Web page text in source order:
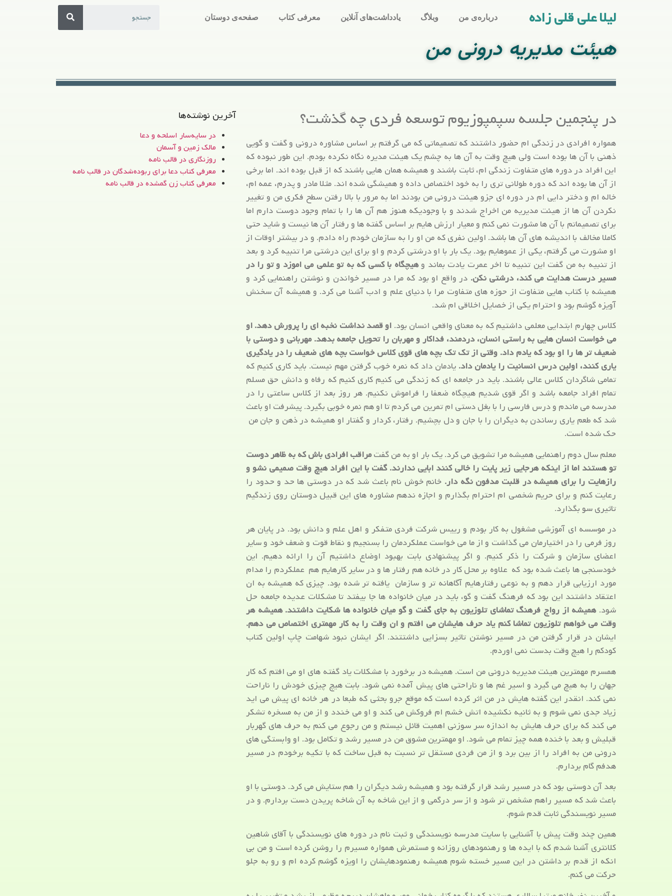
لیلا علی قلی زاده درباره‌ی من وبلاگ یادداشت‌های آنلاین معرفی کتاب صفحه‌ی دوستان
هیئت مدیریه درونی من
در پنجمین جلسه سپمپوزیوم توسعه فردی چه گذشت؟
همواره افرادی در زندگی ام حضور داشتند که تصمیماتی که می گرفتم بر اساس مشاوره درونی و گفت و گویی
ذهنی با آن ها بوده است ولی هیچ وقت به آن ها به چشم یک هیئت مدیره نگاه نکرده بودم. این طور نبوده که
این افراد در دوره های متفاوت زندگی ام، ثابت باشند و همیشه همان هایی باشند که از قبل بوده اند. اما برخی
از آن ها بوده اند که دوره طولانی تری را به خود اختصاص داده و همیشگی شده اند. مثلا مادر و پدرم، عمه ام،
خاله ام و دختر دایی ام در دوره ای جزو هیئت درونی من بودند اما به مرور با بالا رفتن سطح فکری من و تغییر
نکردن آن ها از هیئت مدیریه من اخراج شدند و با وجودیکه هنوز هم آن ها را با تمام وجود دوست دارم اما
برای تصمیماتم با آن ها مشورت نمی کنم و معیار ارزش هایم بر اساس گفته ها و رفتار آن ها نیست و شاید حتی
کاملا مخالف با اندیشه های آن ها باشد. اولین نفری که من او را به سازمان خودم راه دادم. و در بیشتر اوقات از
او مشورت می گرفتم، یکی از عموهایم بود. یک بار با او درشتی کردم و او برای این درشتی مرا تنبیه کرد و بعد
از تنبیه به من گفت این تنبیه تا اخر عمرت یادت بماند وهیچگاه با کسی که به تو علمی می اموزد و تو را در
مسیر درست هدایت می کند، درشتی نکن. در واقع او بود که مرا در مسیر خواندن و نوشتن راهنمایی کرد و
همیشه با کتاب هایی متفاوت از حوزه های متفاوت مرا با دنیای علم و ادب آشنا می کرد. و همیشه آن سخنش
آویزه گوشم بود و احترام یکی از خصایل اخلاقی ام شد.
کلاس چهارم ابتدایی معلمی داشتیم که به معنای واقعی انسان بود. او قصد نداشت نخبه ای را پرورش دهد. او
می خواست انسان هایی به راستی انسان، دردمند، فداکار و مهربان را تحویل جامعه بدهد. مهربانی و دوستی با
ضعیف تر ها را او بود که یادم داد. وقتی از تک تک بچه های قوی کلاس خواست بچه های ضعیف را در یادگیری
یاری کنند، اولین درس انسانیت را یادمان داد. یادمان داد که نمره خوب گرفتن مهم نیست. باید کاری کنیم که
تمامی شاگردان کلاس عالی باشند. باید در جامعه ای که زندگی می کنیم کاری کنیم که رفاه و دانش حق مسلم
تمام افراد جامعه باشد و اگر قوی شدیم هیچگاه ضعفا را فراموش نکنیم. هر روز بعد از کلاس ساعتی را در
مدرسه می ماندم و درس فارسی را با بغل دستی ام تمرین می کردم تا او هم نمره خوبی بگیرد. پیشرفت او باعث
شد که طعم یاری رساندن به دیگران را با جان و دل بچشیم. رفتار، کردار و گفتار او همیشه در ذهن و جان من
حک شده است.
معلم سال دوم راهنمایی همیشه مرا تشویق می کرد. یک بار او به من گفتمراقب افرادی باش که به ظاهر دوست
تو هستند اما از اینکه هرجایی زیر پایت را خالی کنند ابایی ندارند. گفت با این افراد هیچ وقت صمیمی نشو و
رازهایت را برای همیشه در قلبت مدفون نگه دار. خانم خوش نام باعث شد که در دوستی ها حد و حدود را
رعایت کنم و برای حریم شخصی ام احترام بگذارم و اجازه ندهم مشاوره های این قبیل دوستان روی زندگیم
تاثیری سو بگذارد.
در موسسه ای آموزشی مشغول به کار بودم و رییس شرکت فردی متفکر و اهل علم و دانش بود. در پایان هر
روز فرمی را در اختیارمان می گذاشت و از ما می خواست عملکردمان را بسنجیم و نقاط قوت و ضعف خود و سایر
اعضای سازمان و شرکت را ذکر کنیم. و اگر پیشنهادی بابت بهبود اوضاع داشتیم آن را ارائه دهیم. این
خودسنجی ها باعث شده بود که علاوه بر محل کار در خانه هم رفتار ها و در سایر کارهایم هم عملکردم را مدام
مورد ارزیابی قرار دهم و به نوعی رفتارهایم آگاهانه تر و سازمان یافته تر شده بود. چیزی که همیشه به ان
اعتقاد داشتند این بود که فرهنگ گفت و گو، باید در میان خانواده ها جا بیفتد تا مشکلات عدیده جامعه حل
شود.همیشه از رواج فرهنگ تماشای تلوزیون به جای گفت و گو میان خانواده ها شکایت داشتند. همیشه هر
وقت می خواهم تلوزیون تماشا کنم یاد حرف هایشان می افتم و ان وقت را به کار مهمتری اختصاص می دهم.
ایشان در قرار گرفتن من در مسیر نوشتن تاثیر بسزایی داشتتند. اگر ایشان نبود شهامت چاپ اولین کتاب
کودکم را هیچ وقت بدست نمی اوردم.
همسرم مهمترین هیئت مدیریه درونی من است. همیشه در برخورد با مشکلات یاد گفته های او می افتم که کار
جهان را به هیچ می گیرد و اسیر غم ها و ناراحتی های پیش آمده نمی شود. بابت هیچ چیزی خودش را ناراحت
نمی کند. انقدر این گفته هایش در من اثر کرده است که موقع جرو بحثی که طبعا در هر خانه ای پیش می اید
زیاد جدی نمی شوم و به ثانیه نکشیده اتش خشم ام فروکش می کند و او می خندد و از من به مسخره تشکر
می کند که برای حرف هایش به اندازه سر سوزنی اهمیت قائل نیستم و من رجوع می کنم به حرف های گهربار
قبلیش و بعد با خنده همه چیز تمام می شود. او مهمترین مشوق من در مسیر رشد و تکامل بود. او وابستگی های
درونی من به افراد را از بین برد و از من فردی مستقل تر نسبت به قبل ساخت که با تکیه برخودم در مسیر
هدفم گام بردارم.
بعد آن دوستی بود که در مسیر رشد قرار گرفته بود و همیشه رشد دیگران را هم ستایش می کرد. دوستی با او
باعث شد که مسیر راهم مشخص تر شود و از سر درگمی و از این شاخه به آن شاخه پریدن دست بردارم. و در
مسیر نویسندگی ثابت قدم شوم.
همین چند وقت پیش با آشنایی با سایت مدرسه نویسندگی و ثبت نام در دوره های نویسندگی با آقای شاهین
کلانتری آشنا شدم که با ایده ها و رهنمودهای روزانه و مستمرش همواره مسیرم را روشن کرده است و من بی
انکه از قدم بر داشتن در این مسیر خسته شوم همیشه رهنمودهایشان را اویزه گوشم کرده ام و رو به جلو
حرکت می کنم.
آخرین نوشته‌ها
در سایه‌سار اسلحه و دعا
مالک زمین و آسمان
روزنگاری در قالب نامه
معرفی کتاب دعا برای ربوده‌شدگان در قالب نامه
معرفی کتاب زن‌ گمشده در قالب نامه